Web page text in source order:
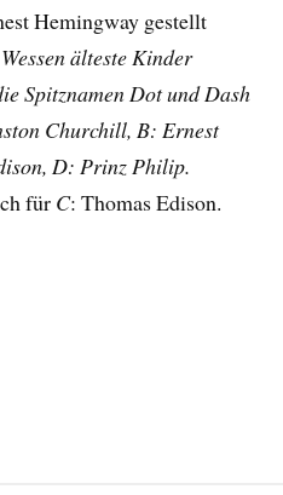
Hemingway gestellt
Wessen älteste Kinder
Spitznamen Dot und Dash
Churchill, B: Ernest
D: Prinz Philip.
für C: Thomas Edison.